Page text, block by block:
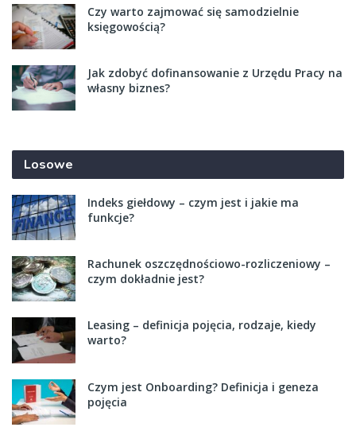
Czy warto zajmować się samodzielnie
księgowością?
Jak zdobyć dofinansowanie z Urzędu Pracy na
własny biznes?
Losowe
Indeks giełdowy – czym jest i jakie ma
funkcje?
Rachunek oszczędnościowo-rozliczeniowy –
czym dokładnie jest?
Leasing – definicja pojęcia, rodzaje, kiedy
warto?
Czym jest Onboarding? Definicja i geneza
pojęcia